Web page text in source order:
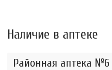
Наличие в аптеке
Районная аптека